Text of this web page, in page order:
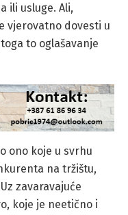
ili usluge. Ali,
vjerovatno dovesti u
to oglašavanje
ono koje u svrhu
na tržištu,
zavaravajuće
koje je neetično i